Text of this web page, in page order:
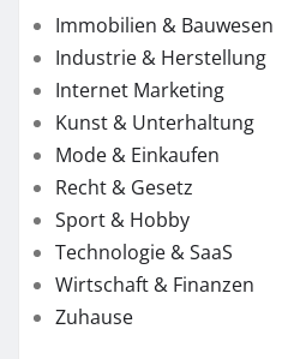
Immobilien & Bauwesen
Industrie & Herstellung
Internet Marketing
Kunst & Unterhaltung
Mode & Einkaufen
Recht & Gesetz
Sport & Hobby
Technologie & SaaS
Wirtschaft & Finanzen
Zuhause